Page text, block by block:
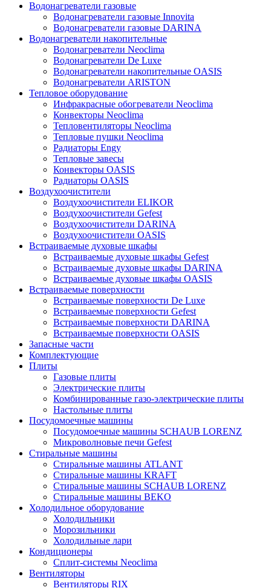
Водонагреватели газовые
Водонагреватели газовые Innovita
Водонагреватели газовые DARINA
Водонагреватели накопительные
Водонагреватели Neoclima
Водонагреватели De Luxe
Водонагреватели накопительные OASIS
Водонагреватели ARISTON
Тепловое оборудование
Инфракрасные обогреватели Neoclima
Конвекторы Neoclima
Тепловентиляторы Neoclima
Тепловые пушки Neoclima
Радиаторы Engy
Тепловые завесы
Конвекторы OASIS
Радиаторы OASIS
Воздухоочистители
Воздухоочистители ELIKOR
Воздухоочистители Gefest
Воздухоочистители DARINA
Воздухоочистители OASIS
Встраиваемые духовые шкафы
Встраиваемые духовые шкафы Gefest
Встраиваемые духовые шкафы DARINA
Встраиваемые духовые шкафы OASIS
Встраиваемые поверхности
Встраиваемые поверхности De Luxe
Встраиваемые поверхности Gefest
Встраиваемые поверхности DARINA
Встраиваемые поверхности OASIS
Запасные части
Комплектующие
Плиты
Газовые плиты
Электрические плиты
Комбинированные газо-электрические плиты
Настольные плиты
Посудомоечные машины
Посудомоечные машины SCHAUB LORENZ
Микроволновые печи Gefest
Стиральные машины
Стиральные машины ATLANT
Стиральные машины KRAFT
Стиральные машины SCHAUB LORENZ
Стиральные машины BEKO
Холодильное оборудование
Холодильники
Морозильники
Холодильные лари
Кондиционеры
Сплит-системы Neoclima
Вентиляторы
Вентиляторы RIX